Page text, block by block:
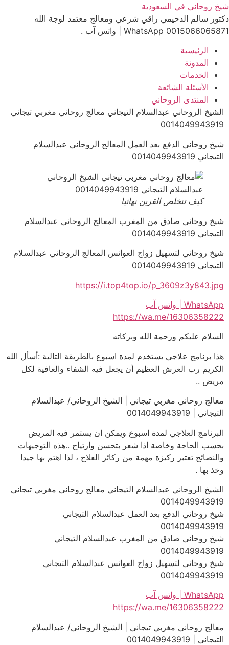
Skip
to
content
شيخ روحاني في السعودية
دكتور سالم الدحيمي راقي شرعي ومعالج معتمد لوجة الله
0015066065871 WhatsApp | واتس آب .
الرئيسية
المدونة
الخدمات
الأسئلة الشائعة
المنتدى الروحاني
الشيخ الروحاني عبدالسلام التيجاني معالج روحاني مغربي تيجاني
0014049943919
شيخ روحاني الدفع بعد العمل المعالج الروحاني عبدالسلام
التيجاني 0014049943919
كيف تتخلص القرين نهائيا
شيخ روحاني صادق من المغرب المعالج الروحاني عبدالسلام
التيجاني 0014049943919
شيخ روحاني لتسهيل زواج العوانس المعالج الروحاني عبدالسلام
التيجاني 0014049943919
https://i.top4top.io/p_3609z3y843.jpg
WhatsApp | واتس آب
https://wa.me/16306358222
السلام عليكم ورحمة الله وبركاته
هذا برنامج علاجي يستخدم لمدة اسبوع بالطريقة التالية :أسأل الله
الكريم رب العرش العظيم أن يجعل فيه الشفاء والعافية لكل
مريض ..
معالج روحاني مغربي تيجاني | الشيخ الروحاني/ عبدالسلام
التيجاني | 0014049943919
البرنامج العلاجي لمدة اسبوع ويمكن ان يستمر فيه المريض
بحسب الحاجة وخاصة اذا شعر بتحسن وارتياح ..هذه التوجيهات
والنصائح تعتبر ركيزة مهمة من ركائز العلاج ، لذا اهتم بها جيدا
وخذ بها .
الشيخ الروحاني عبدالسلام التيجاني معالج روحاني مغربي تيجاني
0014049943919
شيخ روحاني الدفع بعد العمل عبدالسلام التيجاني
0014049943919
شيخ روحاني صادق من المغرب عبدالسلام التيجاني
0014049943919
شيخ روحاني لتسهيل زواج العوانس عبدالسلام التيجاني
0014049943919
WhatsApp | واتس آب
https://wa.me/16306358222
معالج روحاني مغربي تيجاني | الشيخ الروحاني/ عبدالسلام
التيجاني | 0014049943919